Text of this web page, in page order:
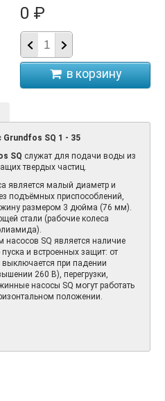
0 ₽
SQ 1 - 35
SQ служат для подачи воды из
твердых частиц.
является малый диаметр и
подъёмных приспособлений,
размером 3 дюйма (76 мм).
стали (рабочие колеса
SQ является наличие
и встроенных защит: от
при падении
260 В), перегрузки,
насосы SQ могут работать
положении.